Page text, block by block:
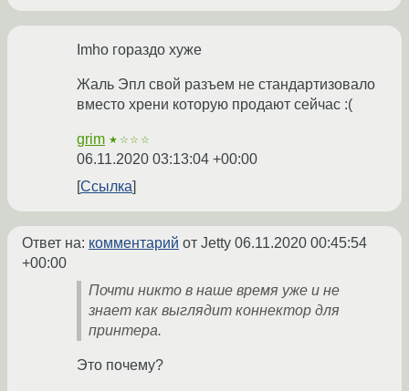
Imho гораздо хуже
Жаль Эпл свой разъем не стандартизовало
вместо хрени которую продают сейчас :(
grim ★☆☆☆
06.11.2020 03:13:04 +00:00
Ссылка
Ответ на: комментарий от Jetty 06.11.2020 00:45:54
+00:00
Почти никто в наше время уже и не
знает как выглядит коннектор для
принтера.
Это почему?